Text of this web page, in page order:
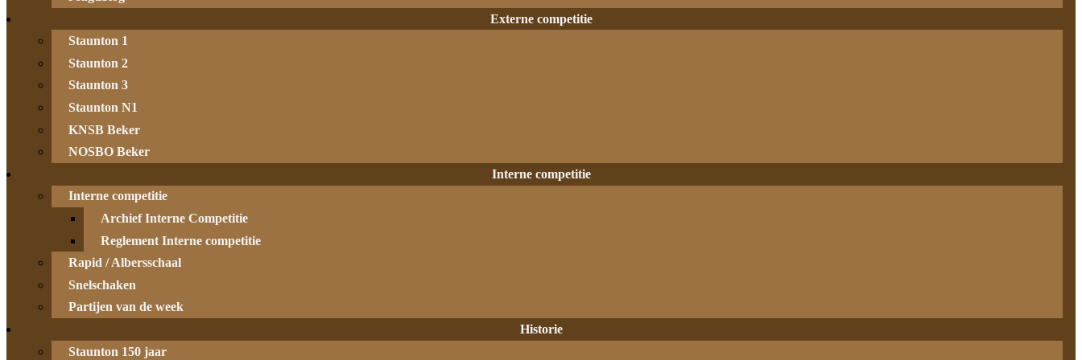
Externe competitie
Staunton 1
Staunton 2
Staunton 3
Staunton N1
KNSB Beker
NOSBO Beker
Interne competitie
Interne competitie
Archief Interne Competitie
Reglement Interne competitie
Rapid / Albersschaal
Snelschaken
Partijen van de week
Historie
Staunton 150 jaar